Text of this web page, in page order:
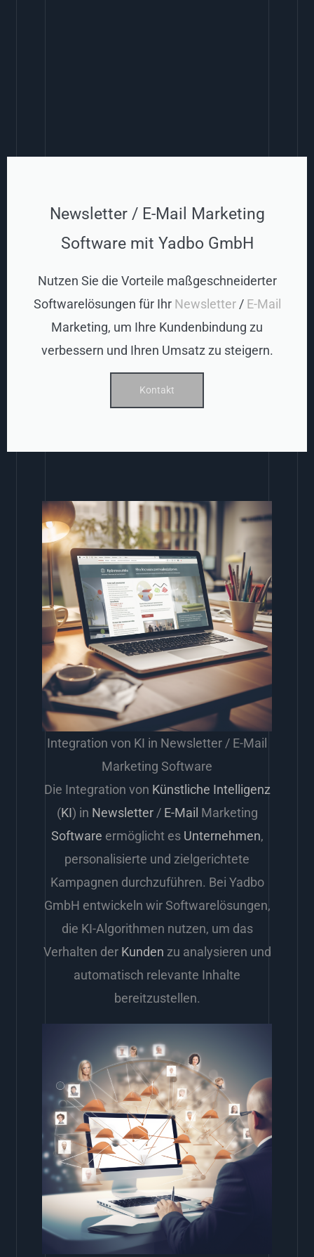
Newsletter / E-Mail Marketing
Software mit Yadbo GmbH
Nutzen Sie die Vorteile maßgeschneiderter
Softwarelösungen für Ihr Newsletter/ E-Mail
Marketing, um Ihre Kundenbindung zu
verbessern und Ihren Umsatz zu steigern.
Kontakt
Integration von KI in Newsletter / E-Mail
Marketing Software
Die Integration von Künstliche Intelligenz
(KI) in Newsletter/ E-Mail Marketing
Software ermöglicht es Unternehmen,
personalisierte und zielgerichtete
Kampagnen durchzuführen. Bei Yadbo
GmbH entwickeln wir Softwarelösungen,
die KI-Algorithmen nutzen, um das
Verhalten der Kunden zu analysieren und
automatisch relevante Inhalte
bereitzustellen.